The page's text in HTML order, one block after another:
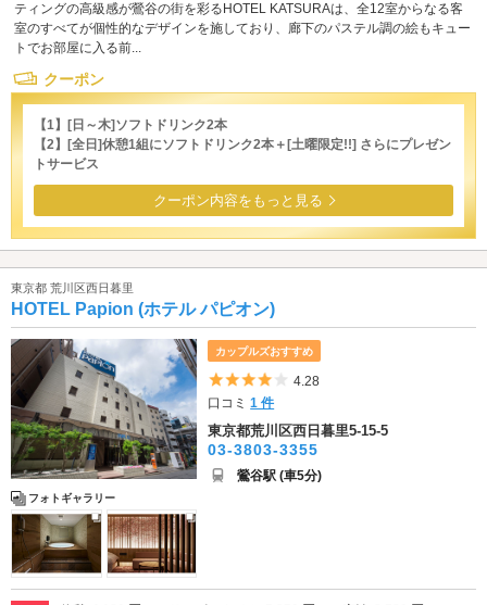
ティングの高級感が鶯谷の街を彩るHOTEL KATSURAは、全12室からなる客
室のすべてが個性的なデザインを施しており、廊下のパステル調の絵もキュー
トでお部屋に入る前...
クーポン
【1】[日～木]ソフトドリンク2本
【2】[全日]休憩1組にソフトドリンク2本＋[土曜限定!!] さらにプレゼン
トサービス
クーポン内容をもっと見る
東京都 荒川区西日暮里
HOTEL Papion (ホテル パピオン)
フォトギャラリー
カップルズおすすめ
5つ星のうち4
4.28
口コミ1 件
東京都荒川区西日暮里5-15-5
03-3803-3355
鶯谷駅 (車5分)